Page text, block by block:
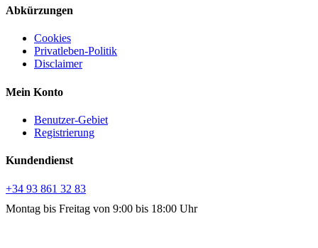
Abkürzungen
Cookies
Privatleben-Politik
Disclaimer
Mein Konto
Benutzer-Gebiet
Registrierung
Kundendienst
+34 93 861 32 83
Montag bis Freitag von 9:00 bis 18:00 Uhr